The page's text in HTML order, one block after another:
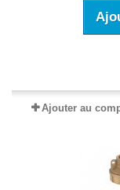
Ajouter au